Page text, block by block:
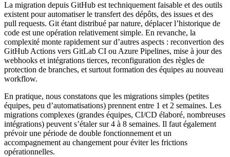
La migration depuis GitHub est techniquement faisable et des outils
existent pour automatiser le transfert des dépôts, des issues et des
pull requests. Git étant distribué par nature, déplacer l’historique de
code est une opération relativement simple. En revanche, la
complexité monte rapidement sur d’autres aspects : reconvertion des
GitHub Actions vers GitLab CI ou Azure Pipelines, mise à jour des
webhooks et intégrations tierces, reconfiguration des règles de
protection de branches, et surtout formation des équipes au nouveau
workflow.
En pratique, nous constatons que les migrations simples (petites
équipes, peu d’automatisations) prennent entre 1 et 2 semaines. Les
migrations complexes (grandes équipes, CI/CD élaboré, nombreuses
intégrations) peuvent s’étaler sur 4 à 8 semaines. Il faut également
prévoir une période de double fonctionnement et un
accompagnement au changement pour éviter les frictions
opérationnelles.